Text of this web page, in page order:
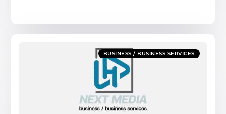
BUSINESS / BUSINESS SERVICES